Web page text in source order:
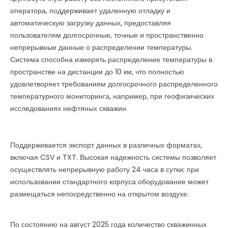
оператора, поддерживает удаленную отладку и
автоматическую загрузку данных, предоставляя
пользователям долгосрочные, точные и пространственно
непрерывные данные о распределении температуры.
Система способна измерять распределение температуры в
пространстве на дистанции до 10 км, что полностью
удовлетворяет требованиям долгосрочного распределенного
температурного мониторинга, например, при геофизических
исследованиях нефтяных скважин.
Поддерживается экспорт данных в различных форматах,
включая CSV и TXT. Высокая надежность системы позволяет
осуществлять непрерывную работу 24 часа в сутки; при
использовании стандартного корпуса оборудование может
размещаться непосредственно на открытом воздухе.
По состоянию на август 2025 года количество скважинных